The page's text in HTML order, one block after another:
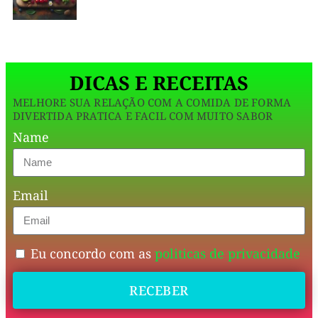
Com
ingredientes
bolinho
perfeita
quem
se
deliciar
sem
sair
da
dieta,
trazendo
frescor
DICAS E RECEITAS
MELHORE SUA RELAÇÃO COM A COMIDA DE FORMA
DIVERTIDA PRATICA E FACIL COM MUITO SABOR
Name
Email
Eu concordo com as politicas de privacidade
RECEBER